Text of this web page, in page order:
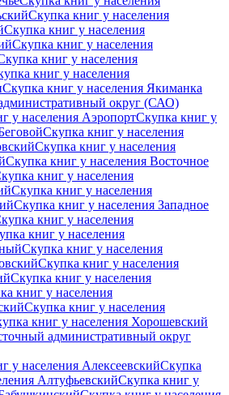
Скупка книг у населения
Скупка книг у населения
Скупка книг у населения
книг у населения
книг у населения
Скупка книг у населения Якиманка
округ (САО)
у населения АэропортСкупка книг у
Скупка книг у населения
Скупка книг у населения
Скупка книг у населения Восточное
книг у населения
Скупка книг у населения
Скупка книг у населения Западное
книг у населения
книг у населения
Скупка книг у населения
Скупка книг у населения
Скупка книг у населения
книг у населения
Скупка книг у населения
книг у населения Хорошевский
административный округ
у населения АлексеевскийСкупка
АлтуфьевскийСкупка книг у